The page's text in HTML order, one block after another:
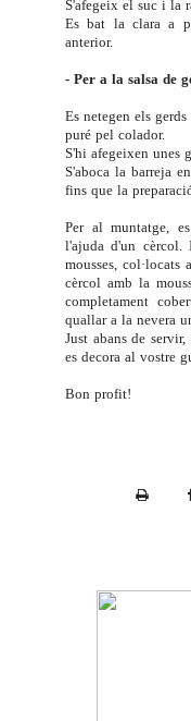
S'afegeix el suc i la
Es bat la clara a
anterior.
- Per a la salsa de
Es netegen els
puré pel colador.
S'hi afegeixen unes
S'aboca la barreja
fins que la
Per al muntatge,
l'ajuda d'un cèrcol.
mousses,
cèrcol amb la
completament
quallar a la nevera
Just abans de
es decora al vostre
Bon profit!
n